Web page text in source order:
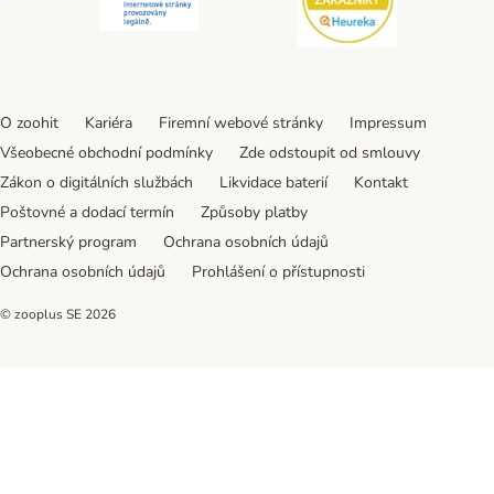
O zoohit Kariéra Firemní webové stránky
Impressum
Všeobecné obchodní podmínky
Zde odstoupit od smlouvy
Zákon o digitálních službách
Likvidace baterií
Kontakt
Poštovné a dodací termín
Způsoby platby
Partnerský program
Ochrana osobních údajů
Ochrana osobních údajů
Prohlášení o přístupnosti
© zooplus SE 2026